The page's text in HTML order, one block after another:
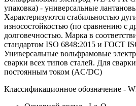
упаковка) - универсальные
Характеризуются стабильностью
износостойкостью (по сравнению с
долговечностью. Марка в
стандартом ISO 6848:2015 и ГОСТ
Универсальные вольфрамовые
сварки всех типов сталей. Для
постоянным током (AC/DC)
Классификационное обозначение -